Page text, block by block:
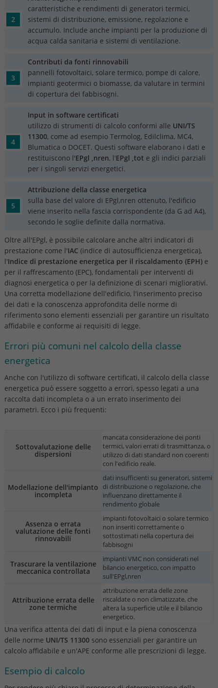
caratteristiche e rendimenti di generatori termici,
sistemi di distribuzione, emissione, regolazione e
accumulo. Include anche impianti per la produzione di
acqua calda sanitaria e sistemi di ventilazione.
Contributi da fonti rinnovabili
pannelli fotovoltaici, solare termico, pompe di calore,
impianti geotermici o biomasse, da valutare in termini
di copertura dei fabbisogni.
Input in software certificati
utilizzo di strumenti di calcolo conformi alle UNI/TS
11300, come ad esempio Termolog, Edilclima, MC4,
Blumatica o DOCET. Questi software elaborano i dati e
restituiscono l'EPgl ,nren, l'EPgl ,tot e gli indici parziali
per i singoli servizi energetici.
Attribuzione della classe energetica
sulla base del valore di EPgl,nren ottenuto, l'edificio
viene inserito nella fascia corrispondente (da G ad A4),
secondo le soglie definite dalla normativa.
Oltre all'EPgl, è possibile calcolare anche altri indicatori di
prestazione come l'IAC (indice di autosufficienza energetica),
l'Indice di prestazione energetica per il riscaldamento (EPH) e
per il raffrescamento (EPC), fondamentali per interventi di
diagnosi energetica o per la definizione di scenari migliorativi.
Una corretta modellazione dell'edificio, l'inserimento preciso
dei dati e la conoscenza approfondita delle norme di
riferimento sono elementi essenziali per garantire un risultato
affidabile e conforme ai requisiti di legge.
Errori più comuni nel calcolo della classe
energetica
Anche con l'utilizzo di software certificati, il calcolo della classe
energetica può essere soggetto a errori, spesso legati a una
raccolta dati incompleta o a un errato inserimento dei
parametri. Ecco i più frequenti:
Sottovalutazione delle
dispersioni
mancata considerazione dei ponti
termici, valori errati di trasmittanza, o
utilizzo di dati standard non coerenti
con l'edificio reale.
Modellazione dell'impianto
incompleta
dati insufficienti su generatori, sistemi
di distribuzione o regolazione, che
influenzano direttamente il
rendimento globale
Assenza o errata
valutazione delle fonti
rinnovabili
impianti fotovoltaici o solare termico
non inseriti correttamente o
sottostimati nella copertura dei
fabbisogni
Trascurare la ventilazione
meccanica controllata
impianti VMC non considerati nel
bilancio energetico, con impatto
sull'EPgl,nren
Attribuzione errata delle
zone termiche
attribuzione errata delle zone
riscaldate o non climatizzate, che
altera la superficie utile e il bilancio
energetico.
Una verifica attenta dei dati di input e la piena conoscenza
delle norme UNI/TS 11300 sono essenziali per garantire un
calcolo affidabile e un'APE conforme alle prescrizioni di legge.
Esempio di calcolo